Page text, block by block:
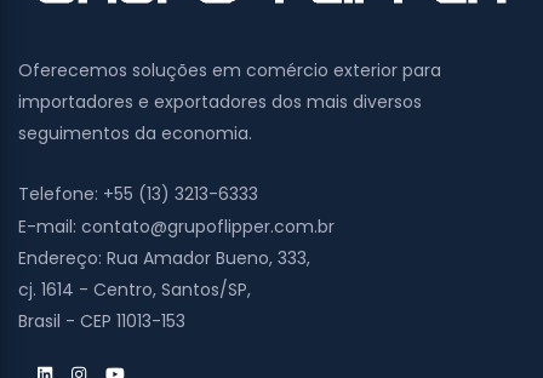
Oferecemos soluções em comércio exterior para
importadores e exportadores dos mais diversos
seguimentos da economia.
Telefone: +55 (13) 3213-6333
E-mail: contato@grupoflipper.com.br
Endereço: Rua Amador Bueno, 333,
cj. 1614 - Centro, Santos/SP,
Brasil - CEP 11013-153